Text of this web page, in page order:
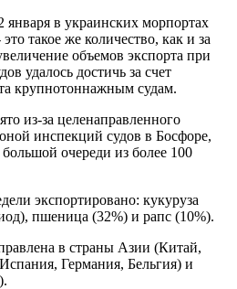
января в украинских морпортах
такое же количество, как и за
объемов экспорта при
удалось достичь за счет
крупнотоннажным судам.
из-за целенаправленного
инспекций судов в Босфоре,
очереди из более 100
экспортировано: кукуруза
пшеница (32%) и рапс (10%).
в страны Азии (Китай,
Германия, Бельгия) и